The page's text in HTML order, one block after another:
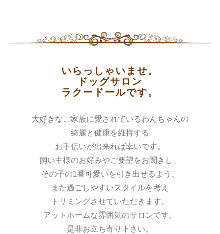
いらっしゃいませ。
ドッグサロン
ラクードールです。
大好きなご家族に愛されているわんちゃんの
綺麗と健康を維持する
お手伝いが出来れば幸いです。
飼い主様のお好みやご要望をお聞きし、
その子の1番可愛いを引き出せるよう、
また過ごしやすいスタイルを考え
トリミングさせていただきます。
アットホームな雰囲気のサロンです。
是非お立ち寄り下さい。